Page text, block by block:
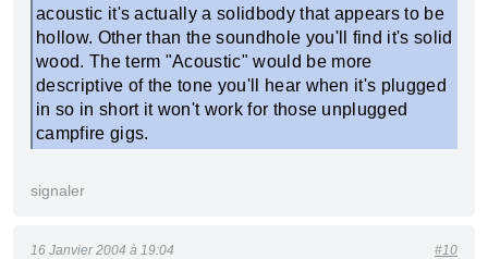
acoustic it's actually a solidbody that appears to be
hollow. Other than the soundhole you'll find it's solid
wood. The term "Acoustic" would be more
descriptive of the tone you'll hear when it's plugged
in so in short it won't work for those unplugged
campfire gigs.
signaler
16 Janvier 2004 à 19:04 #10